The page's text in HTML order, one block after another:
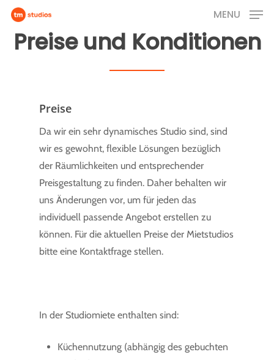
Skip
main
MENU
Preise und Konditionen
Preise
Da wir ein sehr dynamisches Studio sind, sind
wir es gewohnt, flexible Lösungen bezüglich
der Räumlichkeiten und entsprechender
Preisgestaltung zu finden. Daher behalten wir
uns Änderungen vor, um für jeden das
individuell passende Angebot erstellen zu
können. Für die aktuellen Preise der Mietstudios
bitte eine Kontaktfrage stellen.
In der Studiomiete enthalten sind:
Küchennutzung (abhängig des gebuchten